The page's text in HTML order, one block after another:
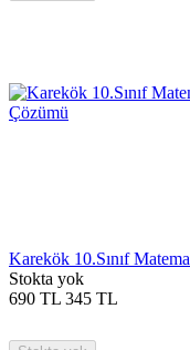
Karekök 10.Sınıf
Stokta yok
690 TL 345 TL